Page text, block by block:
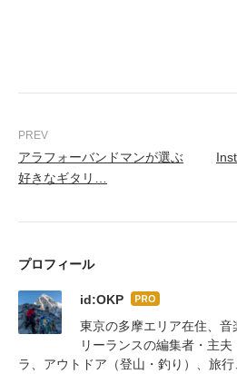
アラフォーバンドマンが選ぶ
好きなギタリ…
プロフィール
id:OKP はて
なブ
ログ
Pro
東京の多摩エリア在住、
リーランスの編集者・主
ラ、アウトドア（登山・釣り）、旅